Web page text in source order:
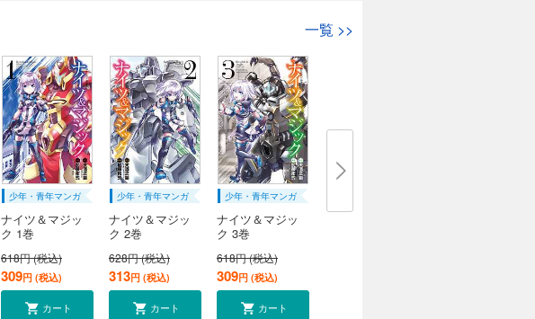
一覧 >>
少年・青年マンガ
ナイツ＆マジッ
ク 1巻
618円 (税込)
309円 (税込)
カート
少年・青年マンガ
ナイツ＆マジッ
ク 2巻
628円 (税込)
313円 (税込)
カート
少年・青年マンガ
ナイツ＆マジッ
ク 3巻
618円 (税込)
309円 (税込)
カート